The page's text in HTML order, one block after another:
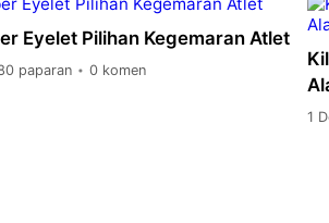
Eyelet Pilihan Kegemaran Atlet
paparan • 0 komen
1